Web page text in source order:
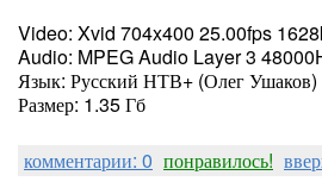
Video: Xvid 704x400 25.00fps
Audio: MPEG Audio Layer 3
Язык: Русский НТВ+ (Олег Ушаков)
Размер: 1.35 Гб
комментарии: 0 понравилось!